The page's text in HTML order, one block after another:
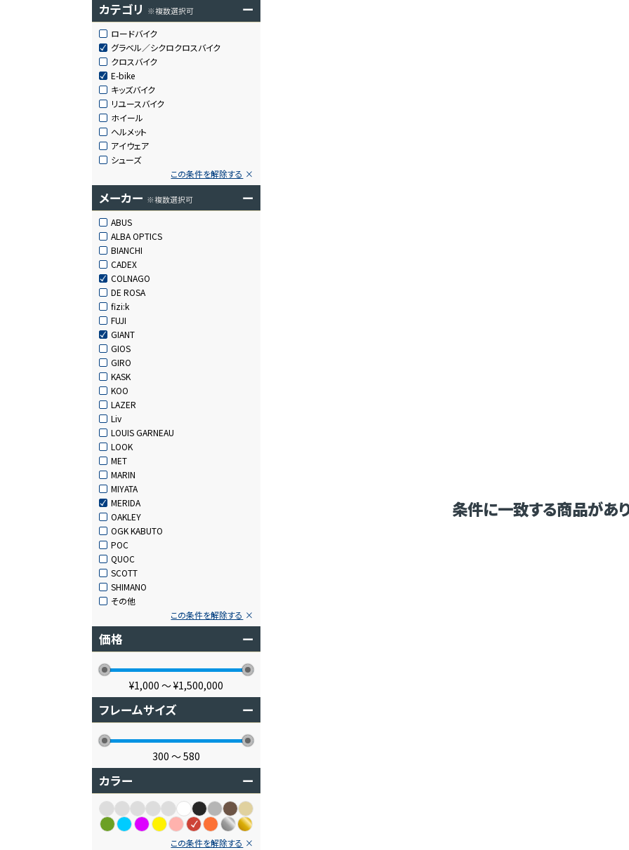
カテゴリ ※複数選択可 ー
ロードバイク
グラベル／シクロクロスバイク
クロスバイク
E-bike
キッズバイク
リユースバイク
ホイール
ヘルメット
アイウェア
シューズ
この条件を解除する
メーカー ※複数選択可 ー
ABUS
ALBA OPTICS
BIANCHI
CADEX
COLNAGO
DE ROSA
fizi:k
FUJI
GIANT
GIOS
GIRO
KASK
KOO
LAZER
Liv
LOUIS GARNEAU
LOOK
MET
MARIN
MIYATA
MERIDA
OAKLEY
OGK KABUTO
POC
QUOC
SCOTT
SHIMANO
その他
この条件を解除する
価格 ー
¥1,000 〜¥1,500,000
フレームサイズ ー
300 〜580
カラー ー
この条件を解除する
条件に一致する商品があ